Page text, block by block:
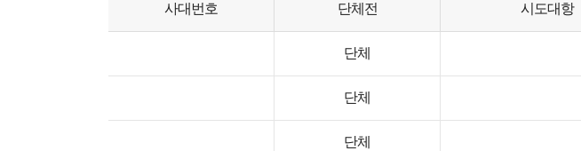
사대번호 단체전 시도대항
단체
단체
단체